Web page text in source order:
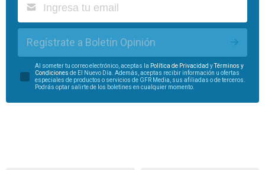
Regístrate a Boletín Opinión
Al someter tu correo electrónico, aceptas la Política de Privacidad yTérminos y
Condiciones de El Nuevo Día. Además, aceptas recibir información u ofertas
especiales de productos o servicios de GFR Media, sus afiliadas o de terceros.
Podrás optar salirte de los boletines en cualquier momento.